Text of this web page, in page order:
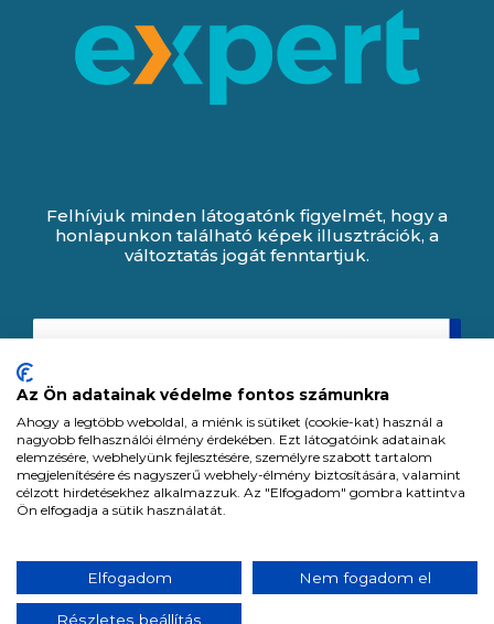
Felhívjuk minden látogatónk figyelmét, hogy a
honlapunkon található képek illusztrációk, a
változtatás jogát fenntartjuk.
Minden jog fenntartva. All rights reserved.
Tervezte és készítette:
Az Ön adatainak védelme fontos számunkra
Ahogy a legtöbb weboldal, a miénk is sütiket (cookie-kat) használ a
nagyobb felhasználói élmény érdekében. Ezt látogatóink adatainak
elemzésére, webhelyünk fejlesztésére, személyre szabott tartalom
megjelenítésére és nagyszerű webhely-élmény biztosítására, valamint
célzott hirdetésekhez alkalmazzuk. Az "Elfogadom" gombra kattintva
Ön elfogadja a sütik használatát.
Elfogadom Nem fogadom el
Részletes beállítás